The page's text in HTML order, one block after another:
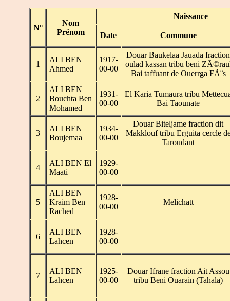
N°
Nom
Prénom
Naissance
Date Commune
1
ALI BEN
Ahmed
1917-
00-00
Douar Baukelaa Jauada fraction
oulad kassan tribu beni
Bai taffuant de Ouerrga FÃ¨s
2
ALI BEN
Bouchta Ben
Mohamed
1931-
00-00
El Karia Tumaura tribu
Bai Taounate
3
ALI BEN
Boujemaa
1934-
00-00
Douar Biteljame fraction dit
Makklouf tribu Erguita cercle
Taroudant
4
ALI BEN El
Maati
1929-
00-00
5
ALI BEN
Kraim Ben
Rached
1928-
00-00
Melichatt
6
ALI BEN
Lahcen
1928-
00-00
7
ALI BEN
Lahcen
1925-
00-00
Douar Ifrane fraction Ait Assou
tribu Beni Ouarain (Tahala)